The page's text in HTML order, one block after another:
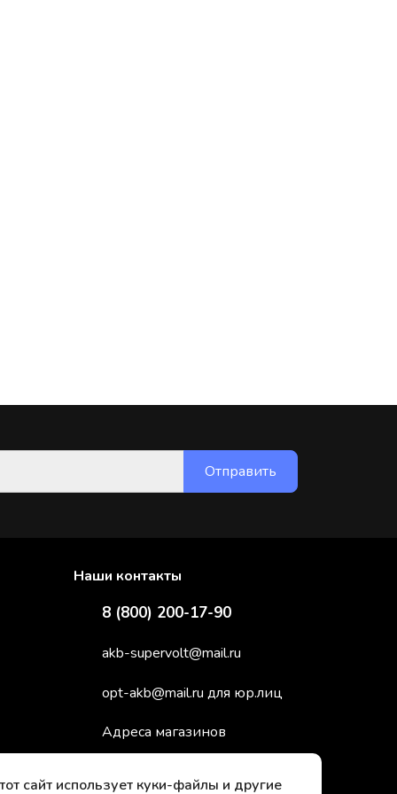
Наши контакты
8 (800) 200-17-90
akb-supervolt@mail.ru
opt-akb@mail.ru для юр.лиц
Адреса магазинов
сайт использует куки-файлы и другие